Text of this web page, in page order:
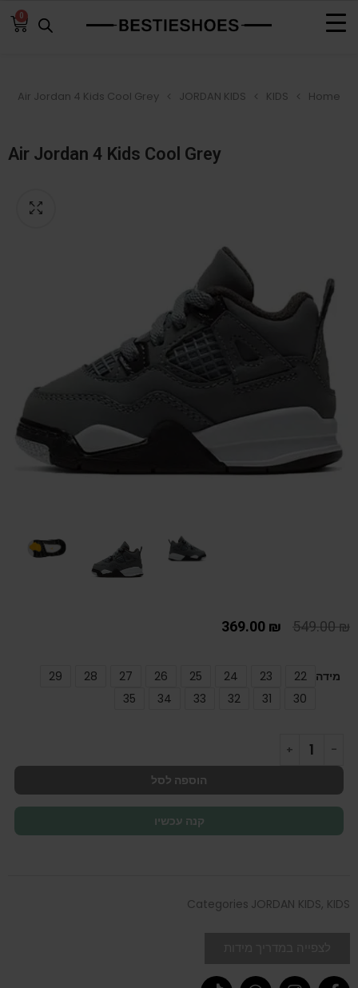
0
Home
KIDS
JORDAN KIDS
Air Jordan 4 Kids Cool Grey
Air Jordan 4 Kids Cool Grey
549.00₪
369.00 ₪
מידה 22
23
24
25
26
27
28
29
30
31
32
33
34
35
הוספה לסל
קנה עכשיו
Categories JORDAN KIDS, KIDS